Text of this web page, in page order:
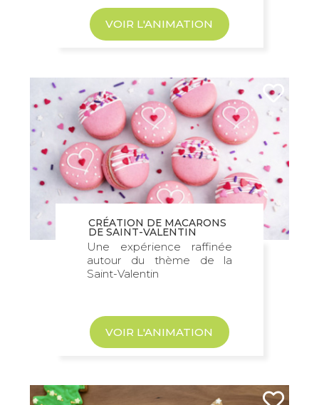
VOIR L'ANIMATION
CRÉATION DE MACARONS
DE SAINT-VALENTIN
Une expérience raffinée
autour du thème de la
Saint-Valentin
VOIR L'ANIMATION